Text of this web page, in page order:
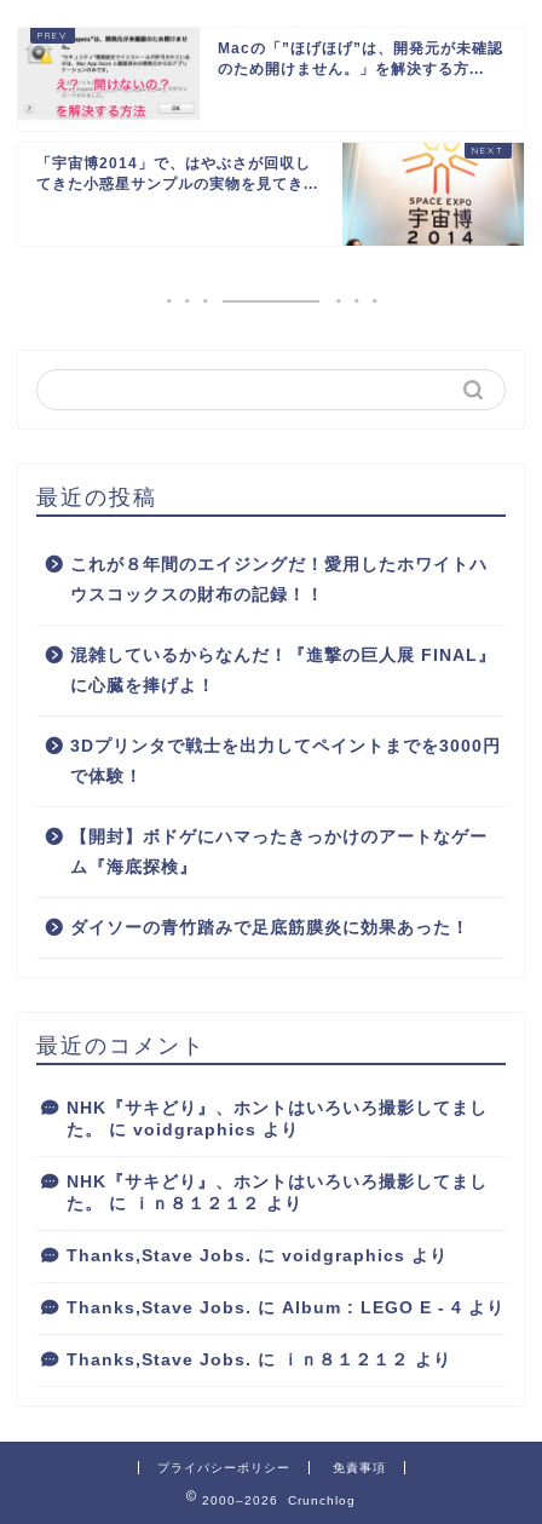
Macの「”ほげほげ”は、開発元が未確認
のため開けません。」を解決する方...
「宇宙博2014」で、はやぶさが回収し
てきた小惑星サンプルの実物を見てき...
最近の投稿
これが８年間のエイジングだ！愛用したホワイトハ
ウスコックスの財布の記録！！
混雑しているからなんだ！『進撃の巨人展 FINAL』
に心臓を捧げよ！
3Dプリンタで戦士を出力してペイントまでを3000円
で体験！
【開封】ボドゲにハマったきっかけのアートなゲー
ム『海底探検』
ダイソーの青竹踏みで足底筋膜炎に効果あった！
最近のコメント
NHK『サキどり』、ホントはいろいろ撮影してまし
た。
に voidgraphics より
NHK『サキどり』、ホントはいろいろ撮影してまし
た。
に ｉｎ８１２１２ より
Thanks,Stave Jobs. に voidgraphics より
Thanks,Stave Jobs. に Album : LEGO E - 4 より
Thanks,Stave Jobs. に ｉｎ８１２１２ より
プライバシーポリシー 免責事項
2000–2026 Crunchlog